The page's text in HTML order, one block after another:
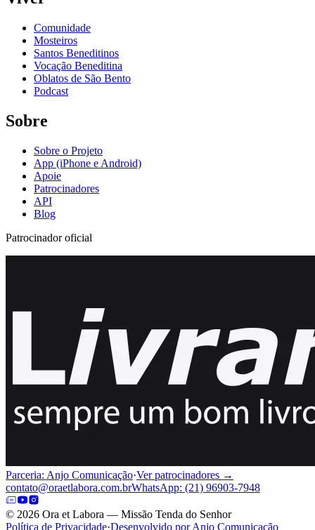
Comunidade
Mosteiros
Santos Beneditinos
Vocação Beneditina
Oblatos de São Bento
Podcast
Sobre
Sobre o Projeto
App (iPhone e Android)
Apoie
Patrocinadores
API
Blog
Patrocinador oficial
Parceria: Anjo Comunicação·Ver patrocinadores →
contato@oraetlabora.com.brWhatsApp: (21) 96903-7948
© 2026 Ora et Labora — Missão Tenda do Senhor
Política de Privacidade·Desenvolvido por Anjo Comunicação